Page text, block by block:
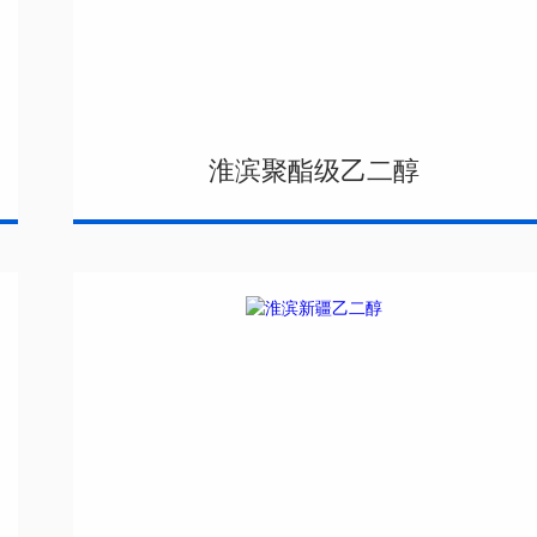
淮滨聚酯级乙二醇